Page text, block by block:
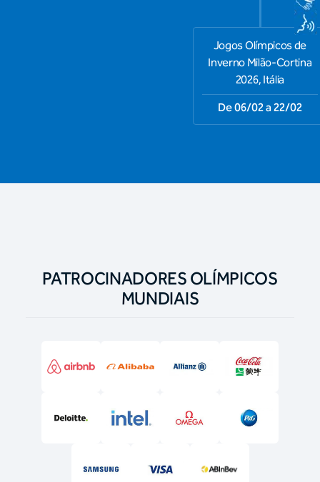
Jogos Olímpicos de
Inverno Milão-Cortina
2026, Itália
De 06/02 a 22/02
PATROCINADORES OLÍMPICOS
MUNDIAIS